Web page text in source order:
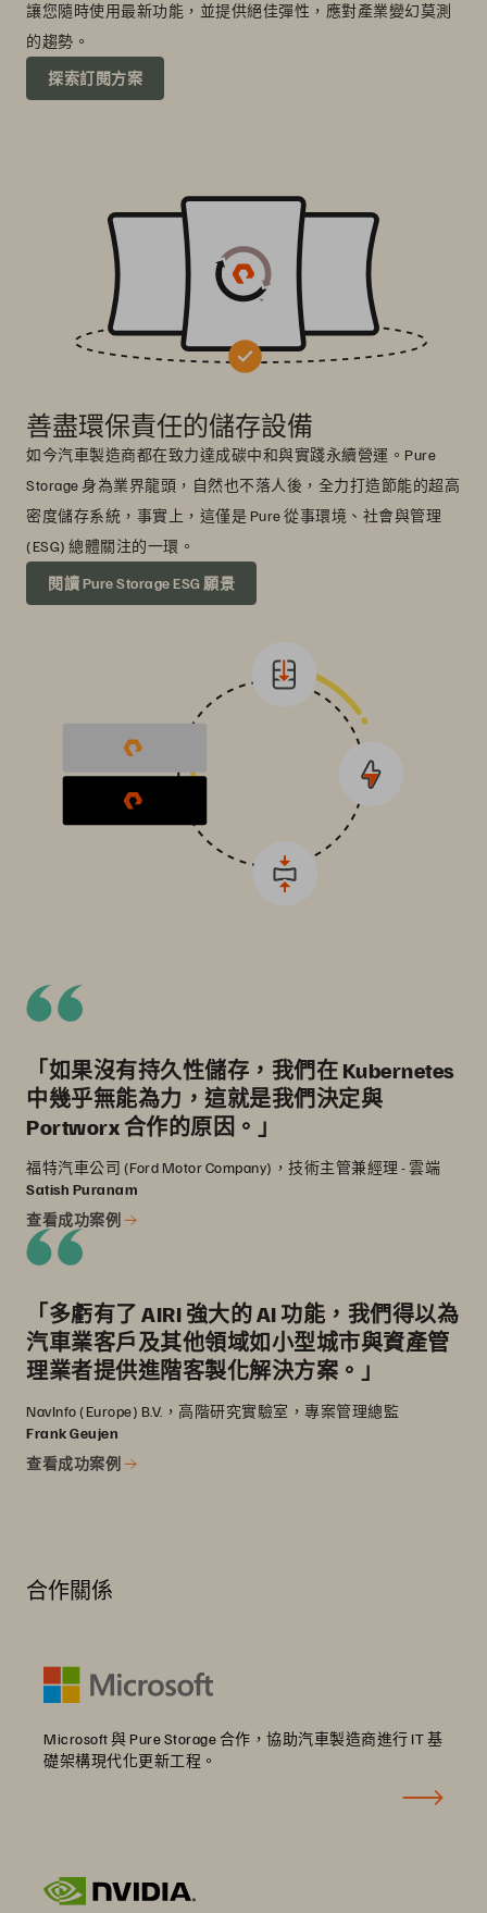
讓您隨時使用最新功能，並提供絕佳彈性，應對產業變幻莫測
的趨勢。
探索訂閱方案
善盡環保責任的儲存設備
如今汽車製造商都在致力達成碳中和與實踐永續營運。Pure
Storage 身為業界龍頭，自然也不落人後，全力打造節能的超高
密度儲存系統，事實上，這僅是 Pure 從事環境、社會與管理
(ESG) 總體關注的一環。
閱讀 Pure Storage ESG 願景
「如果沒有持久性儲存，我們在 Kubernetes
中幾乎無能為力，這就是我們決定與
Portworx 合作的原因。」
福特汽車公司 (Ford Motor Company)，技術主管兼經理 - 雲端
Satish Puranam
查看成功案例
「多虧有了 AIRI 強大的 AI 功能，我們得以為
汽車業客戶及其他領域如小型城市與資產管
理業者提供進階客製化解決方案。」
NavInfo (Europe) B.V.，高階研究實驗室，專案管理總監
Frank Geujen
查看成功案例
合作關係
Microsoft 與 Pure Storage 合作，協助汽車製造商進行 IT 基
礎架構現代化更新工程。